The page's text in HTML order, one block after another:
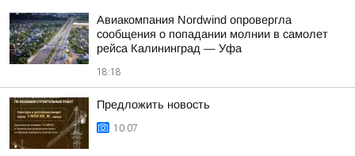
Авиакомпания Nordwind опровергла
сообщения о попадании молнии в самолет
рейса Калининград — Уфа
18:18
Предложить новость
10:07